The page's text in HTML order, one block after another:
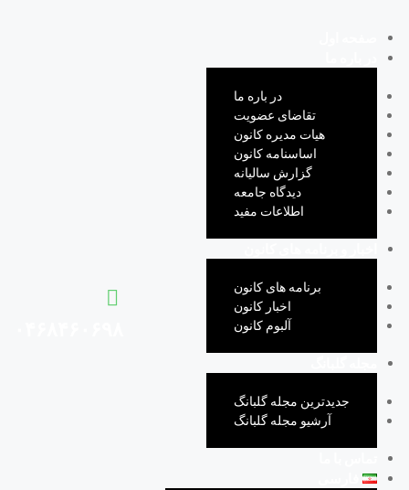
در باره ما
تقاضای عضویت
هیات مدیره کانون
اساسنامه کانون
گزارش سالیانه
دیدگاه جامعه
اطلاعات مفید
برنامه های کانون
اخبار کانون
آلبوم کانون
جدیدترین مجله گلبانگ
آرشیو مجله گلبانگ